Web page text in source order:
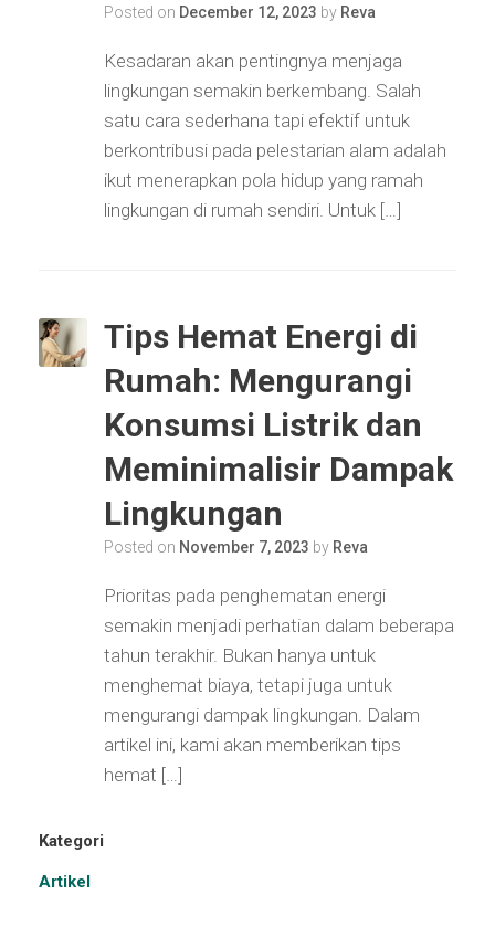
Posted on December 12, 2023 by Reva
Kesadaran akan pentingnya menjaga
lingkungan semakin berkembang. Salah
satu cara sederhana tapi efektif untuk
berkontribusi pada pelestarian alam adalah
ikut menerapkan pola hidup yang ramah
lingkungan di rumah sendiri. Untuk […]
Tips Hemat Energi di
Rumah: Mengurangi
Konsumsi Listrik dan
Meminimalisir Dampak
Lingkungan
Posted on November 7, 2023 by Reva
Prioritas pada penghematan energi
semakin menjadi perhatian dalam beberapa
tahun terakhir. Bukan hanya untuk
menghemat biaya, tetapi juga untuk
mengurangi dampak lingkungan. Dalam
artikel ini, kami akan memberikan tips
hemat […]
Kategori
Artikel